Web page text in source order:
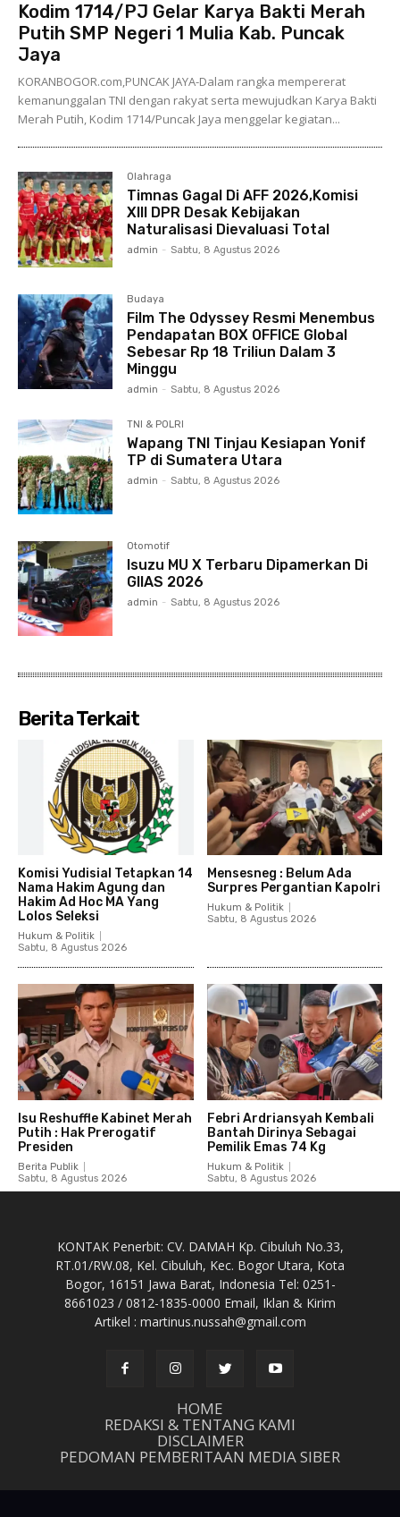
Kodim 1714/PJ Gelar Karya Bakti Merah
Putih SMP Negeri 1 Mulia Kab. Puncak
Jaya
KORANBOGOR.com,PUNCAK JAYA-Dalam rangka mempererat
kemanunggalan TNI dengan rakyat serta mewujudkan Karya Bakti
Merah Putih, Kodim 1714/Puncak Jaya menggelar kegiatan...
Olahraga
Timnas Gagal Di AFF 2026,Komisi
XIII DPR Desak Kebijakan
Naturalisasi Dievaluasi Total
admin - Sabtu, 8 Agustus 2026
Budaya
Film The Odyssey Resmi Menembus
Pendapatan BOX OFFICE Global
Sebesar Rp 18 Triliun Dalam 3
Minggu
admin - Sabtu, 8 Agustus 2026
TNI & POLRI
Wapang TNI Tinjau Kesiapan Yonif
TP di Sumatera Utara
admin - Sabtu, 8 Agustus 2026
Otomotif
Isuzu MU X Terbaru Dipamerkan Di
GIIAS 2026
admin - Sabtu, 8 Agustus 2026
Berita Terkait
Komisi Yudisial Tetapkan 14
Nama Hakim Agung dan
Hakim Ad Hoc MA Yang
Lolos Seleksi
Hukum & Politik
Sabtu, 8 Agustus 2026
Mensesneg : Belum Ada
Surpres Pergantian Kapolri
Hukum & Politik
Sabtu, 8 Agustus 2026
Isu Reshuffle Kabinet Merah
Putih : Hak Prerogatif
Presiden
Berita Publik
Sabtu, 8 Agustus 2026
Febri Ardriansyah Kembali
Bantah Dirinya Sebagai
Pemilik Emas 74 Kg
Hukum & Politik
Sabtu, 8 Agustus 2026
KONTAK Penerbit: CV. DAMAH Kp. Cibuluh No.33,
RT.01/RW.08, Kel. Cibuluh, Kec. Bogor Utara, Kota
Bogor, 16151 Jawa Barat, Indonesia Tel: 0251-
8661023 / 0812-1835-0000 Email, Iklan & Kirim
Artikel : martinus.nussah@gmail.com
HOME
REDAKSI & TENTANG KAMI
DISCLAIMER
PEDOMAN PEMBERITAAN MEDIA SIBER